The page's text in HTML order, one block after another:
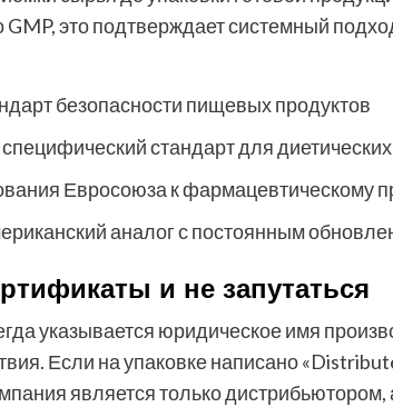
это подтверждает системный
безопасности пищевых продуктов
стандарт для
Евросоюза к фармацевтическому
аналог с постоянным
и не запутаться
указывается юридическое имя
Если на упаковке написано
является только